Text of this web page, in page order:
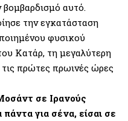
βομβαρδισμό αυτό.
την εγκατάσταση
φυσικού
Κατάρ, τη μεγαλύτερη
πρώτες πρωινές ώρες
σε Ιρανούς
για σένα, είσαι σε